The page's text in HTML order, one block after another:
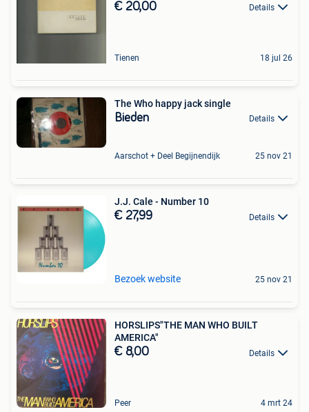
€ 20,00 Details
Tienen 18 jul 26
The Who happy jack single
Bieden Details
Aarschot + Deel Begijnendijk 25 nov 21
J.J. Cale - Number 10
€ 27,99 Details
Bezoek website 25 nov 21
HORSLIPS"THE MAN WHO BUILT
AMERICA"
€ 8,00 Details
Peer 4 mrt 24